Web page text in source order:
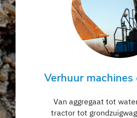
Verhuur machines
Van aggregaat tot
tractor tot